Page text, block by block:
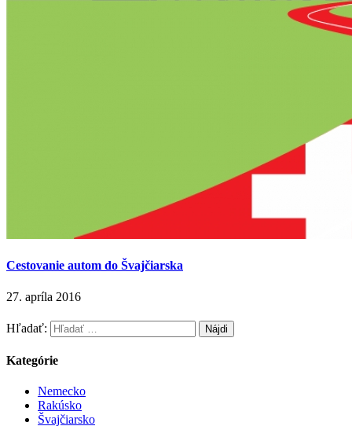
Cestovanie autom do Švajčiarska
27. apríla 2016
Hľadať:
Kategórie
Nemecko
Rakúsko
Švajčiarsko